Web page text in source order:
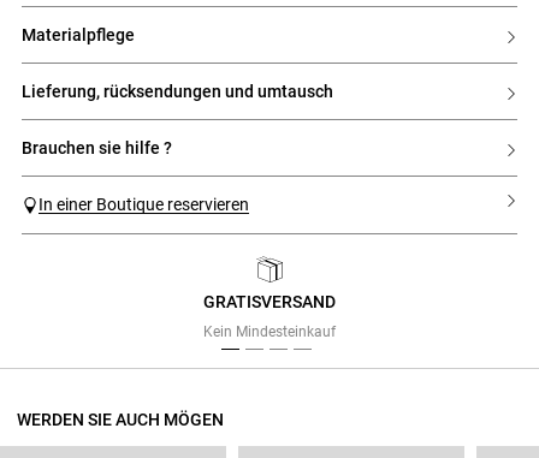
materialpflege
lieferung, rücksendungen und umtausch
brauchen sie hilfe ?
In einer Boutique reservieren
GRATISVERSAND
Kein Mindesteinkauf
WERDEN SIE AUCH MÖGEN